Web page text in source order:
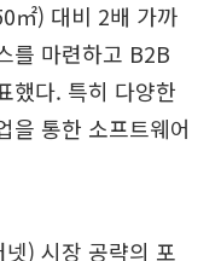
㎡) 대비 2배 가까
를 마련하고 B2B
했다. 특히 다양한
을 통한 소프트웨어
) 시장 공략의 포